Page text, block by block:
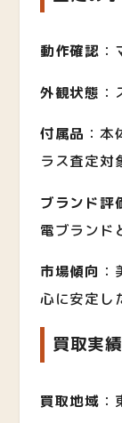
動作確認
外観状態
付属品 ：
ラス査定対
ブランド評
電ブランド
市場傾向
心に安定し
買取実績
買取地域